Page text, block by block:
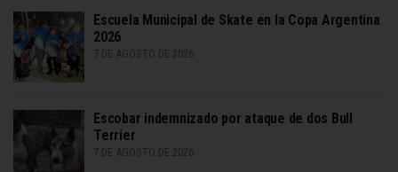
Escuela Municipal de Skate en la Copa Argentina
2026
7 DE AGOSTO DE 2026
Escobar indemnizado por ataque de dos Bull
Terrier
7 DE AGOSTO DE 2026